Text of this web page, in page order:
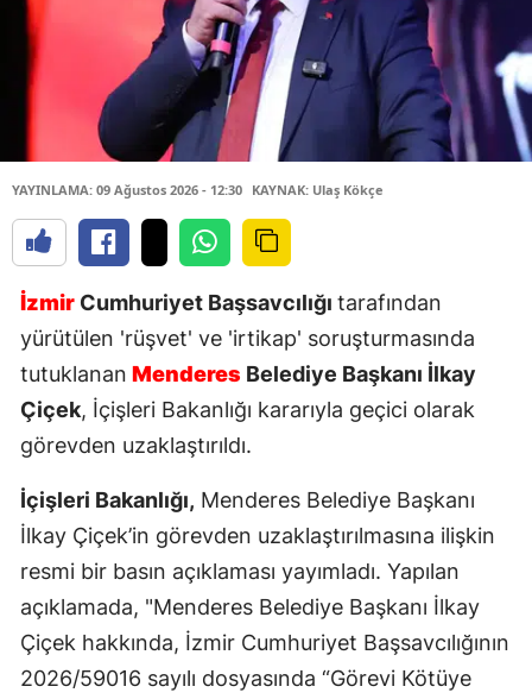
YAYINLAMA: 09 Ağustos 2026 - 12:30 KAYNAK: Ulaş Kökçe
İzmir Cumhuriyet Başsavcılığı tarafından
yürütülen 'rüşvet' ve 'irtikap' soruşturmasında
tutuklanan Menderes Belediye Başkanı İlkay
Çiçek, İçişleri Bakanlığı kararıyla geçici olarak
görevden uzaklaştırıldı.
İçişleri Bakanlığı, Menderes Belediye Başkanı
İlkay Çiçek’in görevden uzaklaştırılmasına ilişkin
resmi bir basın açıklaması yayımladı. Yapılan
açıklamada, "Menderes Belediye Başkanı İlkay
Çiçek hakkında, İzmir Cumhuriyet Başsavcılığının
2026/59016 sayılı dosyasında “Görevi Kötüye